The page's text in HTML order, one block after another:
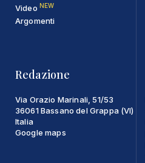
Video NEW
Argomenti
Redazione
Via Orazio Marinali, 51/53
36061 Bassano del Grappa (VI)
Italia
Google maps